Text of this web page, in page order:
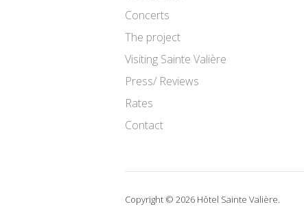
Concerts
The project
Visiting Sainte Valière
Press/ Reviews
Rates
Contact
Copyright © 2026 Hôtel Sainte Valière.